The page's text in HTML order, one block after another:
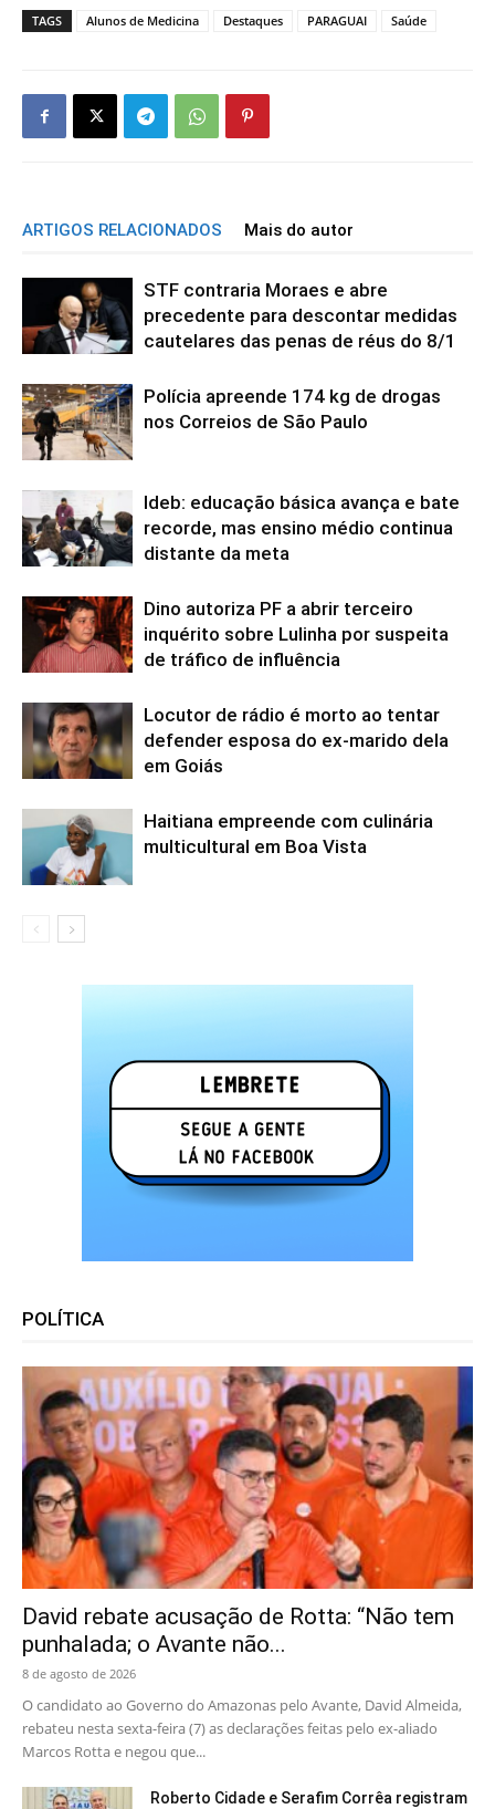
TAGS Alunos de Medicina Destaques PARAGUAI Saúde
ARTIGOS RELACIONADOS Mais do autor
STF contraria Moraes e abre
precedente para descontar medidas
cautelares das penas de réus do 8/1
Polícia apreende 174 kg de drogas
nos Correios de São Paulo
Ideb: educação básica avança e bate
recorde, mas ensino médio continua
distante da meta
Dino autoriza PF a abrir terceiro
inquérito sobre Lulinha por suspeita
de tráfico de influência
Locutor de rádio é morto ao tentar
defender esposa do ex-marido dela
em Goiás
Haitiana empreende com culinária
multicultural em Boa Vista
POLÍTICA
David rebate acusação de Rotta: “Não tem
punhalada; o Avante não...
8 de agosto de 2026
O candidato ao Governo do Amazonas pelo Avante, David Almeida,
rebateu nesta sexta-feira (7) as declarações feitas pelo ex-aliado
Marcos Rotta e negou que...
Roberto Cidade e Serafim Corrêa registram